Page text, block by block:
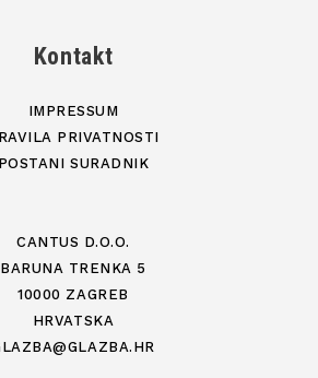
Kontakt
IMPRESSUM
PRIVATNOSTI
POSTANI SURADNIK
CANTUS D.O.O.
BARUNA TRENKA 5
10000 ZAGREB
HRVATSKA